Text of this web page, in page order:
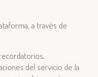
a través de
del servicio de la